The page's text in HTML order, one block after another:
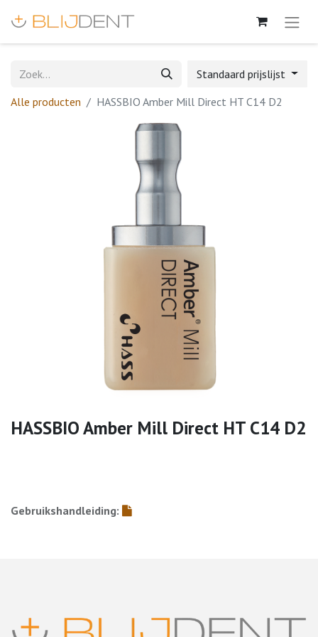
Standaard prijslijst
Alle producten
HASSBIO Amber Mill Direct HT C14 D2
HASSBIO Amber Mill Direct HT C14 D2
Gebruikshandleiding: